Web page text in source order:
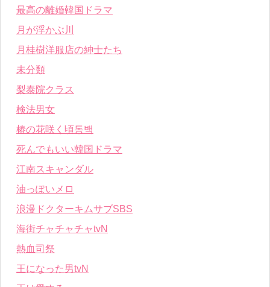
最高の離婚韓国ドラマ
月が浮かぶ川
月桂樹洋服店の紳士たち
未分類
梨泰院クラス
検法男女
椿の花咲く頃동백
死んでもいい韓国ドラマ
江南スキャンダル
油っぽいメロ
浪漫ドクターキムサブSBS
海街チャチャチャtvN
熱血司祭
王になった男tvN